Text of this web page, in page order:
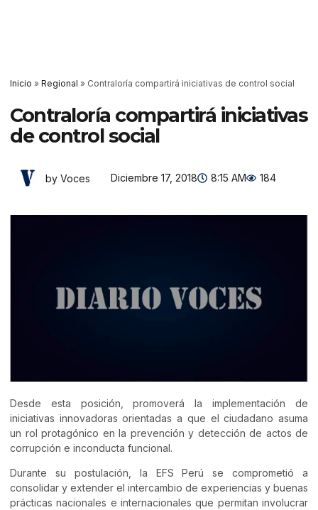
Inicio » Regional » Contraloría compartirá iniciativas de control social
Contraloría compartirá iniciativas
de control social
by Voces Diciembre 17, 2018 8:15 AM 184
Desde esta posición, promoverá la implementación de
iniciativas innovadoras orientadas a que el ciudadano asuma
un rol protagónico en la prevención y detección de actos de
corrupción e inconducta funcional.
Durante su postulación, la EFS Perú se comprometió a
consolidar y extender el intercambio de experiencias y buenas
prácticas nacionales e internacionales que permitan involucrar